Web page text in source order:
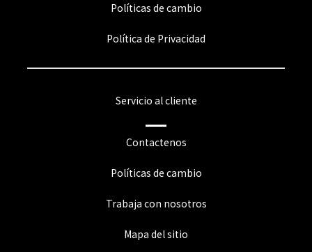
Políticas de cambio
Política de Privacidad
Servicio al cliente
Contactenos
Políticas de cambio
Trabaja con nosotros
Mapa del sitio